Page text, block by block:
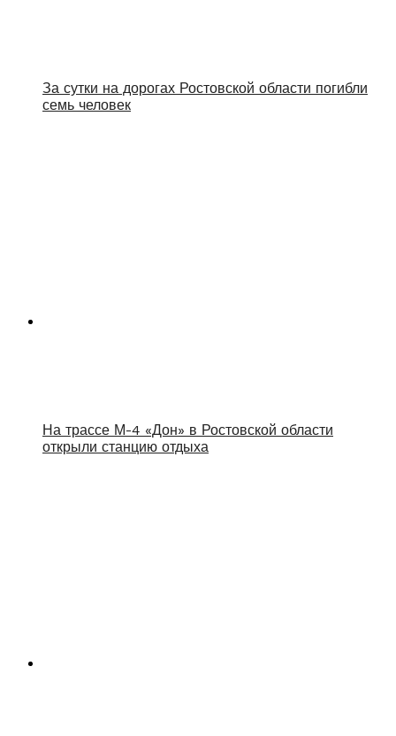
За сутки на дорогах Ростовской области погибли
семь человек
На трассе М-4 «Дон» в Ростовской области
открыли станцию отдыха